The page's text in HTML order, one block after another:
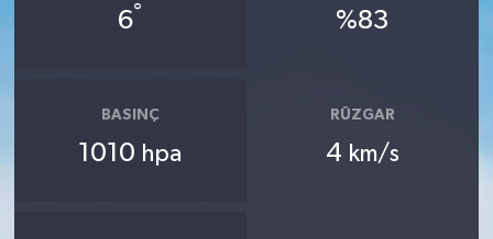
6° %83
BASINÇ
1010 hpa
RÜZGAR
4 km/s